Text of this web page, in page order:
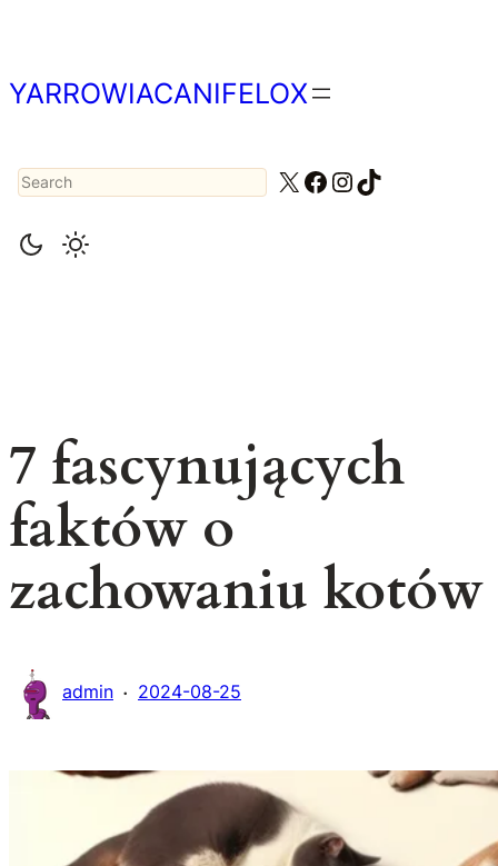
treści
YARROWIACANIFELOX
Search X Facebook
Instagram
TikTok
7 fascynujących
faktów o
zachowaniu kotów
admin · 2024-08-25